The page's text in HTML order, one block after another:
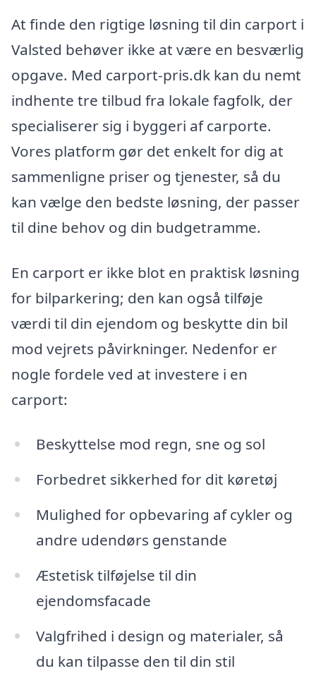
At finde den rigtige løsning til din carport i
Valsted behøver ikke at være en besværlig
opgave. Med carport-pris.dk kan du nemt
indhente tre tilbud fra lokale fagfolk, der
specialiserer sig i byggeri af carporte.
Vores platform gør det enkelt for dig at
sammenligne priser og tjenester, så du
kan vælge den bedste løsning, der passer
til dine behov og din budgetramme.
En carport er ikke blot en praktisk løsning
for bilparkering; den kan også tilføje
værdi til din ejendom og beskytte din bil
mod vejrets påvirkninger. Nedenfor er
nogle fordele ved at investere i en
carport:
Beskyttelse mod regn, sne og sol
Forbedret sikkerhed for dit køretøj
Mulighed for opbevaring af cykler og
andre udendørs genstande
Æstetisk tilføjelse til din
ejendomsfacade
Valgfrihed i design og materialer, så
du kan tilpasse den til din stil